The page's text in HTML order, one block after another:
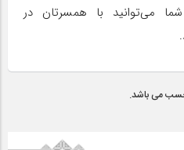
می‌توانید با همسرتان در
می باشد.